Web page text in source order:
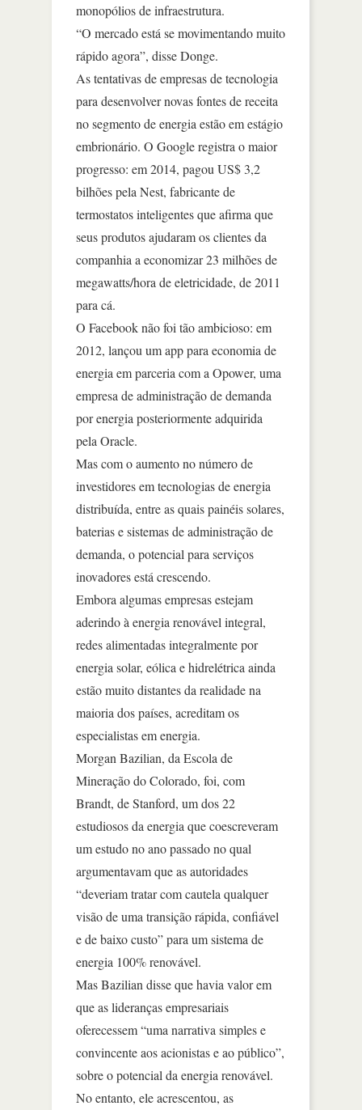
monopólios de infraestrutura.
“O mercado está se movimentando muito
rápido agora”, disse Donge.
As tentativas de empresas de tecnologia
para desenvolver novas fontes de receita
no segmento de energia estão em estágio
embrionário. O Google registra o maior
progresso: em 2014, pagou US$ 3,2
bilhões pela Nest, fabricante de
termostatos inteligentes que afirma que
seus produtos ajudaram os clientes da
companhia a economizar 23 milhões de
megawatts/hora de eletricidade, de 2011
para cá.
O Facebook não foi tão ambicioso: em
2012, lançou um app para economia de
energia em parceria com a Opower, uma
empresa de administração de demanda
por energia posteriormente adquirida
pela Oracle.
Mas com o aumento no número de
investidores em tecnologias de energia
distribuída, entre as quais painéis solares,
baterias e sistemas de administração de
demanda, o potencial para serviços
inovadores está crescendo.
Embora algumas empresas estejam
aderindo à energia renovável integral,
redes alimentadas integralmente por
energia solar, eólica e hidrelétrica ainda
estão muito distantes da realidade na
maioria dos países, acreditam os
especialistas em energia.
Morgan Bazilian, da Escola de
Mineração do Colorado, foi, com
Brandt, de Stanford, um dos 22
estudiosos da energia que coescreveram
um estudo no ano passado no qual
argumentavam que as autoridades
“deveriam tratar com cautela qualquer
visão de uma transição rápida, confiável
e de baixo custo” para um sistema de
energia 100% renovável.
Mas Bazilian disse que havia valor em
que as lideranças empresariais
oferecessem “uma narrativa simples e
convincente aos acionistas e ao público”,
sobre o potencial da energia renovável.
No entanto, ele acrescentou, as